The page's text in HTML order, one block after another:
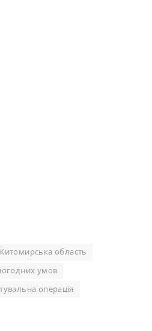
область
умов
операція